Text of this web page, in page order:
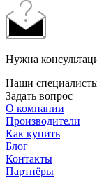
Нужна
Наши
Задать вопрос
О компании
Производители
Как купить
Блог
Контакты
Партнёры